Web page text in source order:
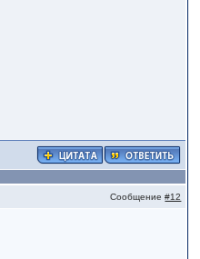
Сообщение#12